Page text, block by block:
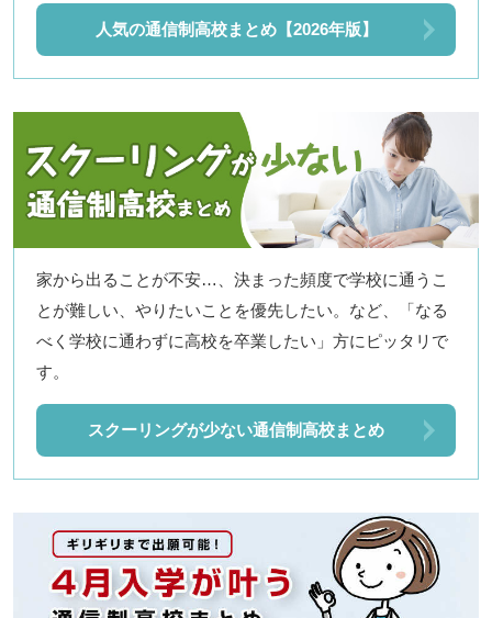
人気の通信制高校まとめ【2026年版】
家から出ることが不安…、決まった頻度で学校に通うこ
とが難しい、やりたいことを優先したい。など、「なる
べく学校に通わずに高校を卒業したい」方にピッタリで
す。
スクーリングが少ない通信制高校まとめ